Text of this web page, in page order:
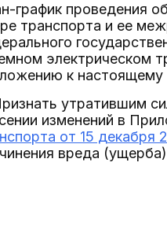
график проведения
транспорта и ее
электрическом
к настоящему
утратившим
изменений в
от 15 декабря
вреда